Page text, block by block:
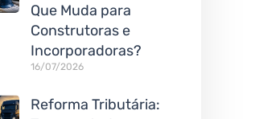
Que Muda para
Construtoras e
Incorporadoras?
16/07/2026
Reforma Tributária: